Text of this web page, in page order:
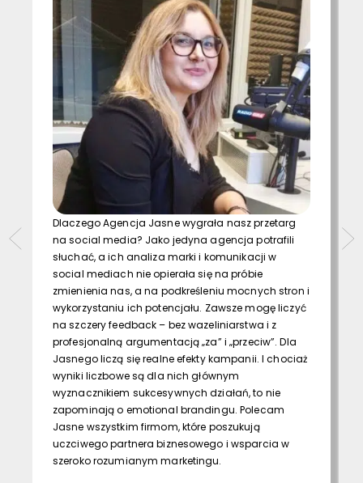
Dlaczego Agencja Jasne wygrała nasz przetarg
na social media? Jako jedyna agencja potrafili
słuchać, a ich analiza marki i komunikacji w
social mediach nie opierała się na próbie
zmienienia nas, a na podkreśleniu mocnych stron i
wykorzystaniu ich potencjału. Zawsze mogę liczyć
na szczery feedback – bez wazeliniarstwa i z
profesjonalną argumentacją „za” i „przeciw”. Dla
Jasnego liczą się realne efekty kampanii. I chociaż
wyniki liczbowe są dla nich głównym
wyznacznikiem sukcesywnych działań, to nie
zapominają o emotional brandingu. Polecam
Jasne wszystkim firmom, które poszukują
uczciwego partnera biznesowego i wsparcia w
szeroko rozumianym marketingu.